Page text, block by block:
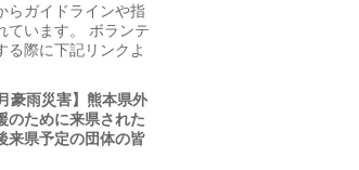
らガイドラインや指
ています。 ボランテ
る際に下記リンクよ
豪雨災害】熊本県外
のために来県された
来県予定の団体の皆